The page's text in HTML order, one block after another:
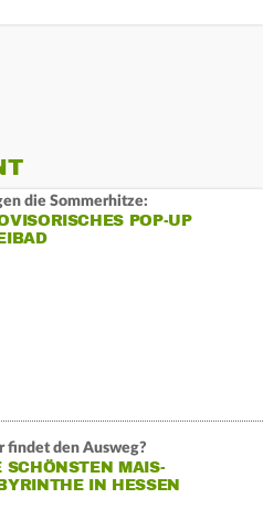
die Sommerhitze:
POP-UP
findet den Ausweg?
SCHÖNSTEN MAIS-
IN HESSEN